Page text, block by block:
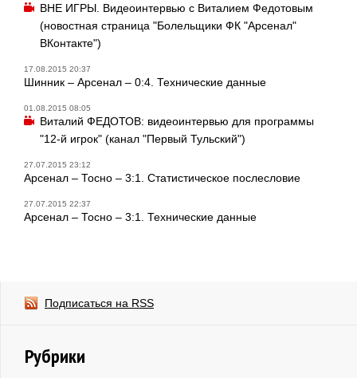
ВНЕ ИГРЫ. Видеоинтервью с Виталием Федотовым
(новостная страница "Болельщики ФК "Арсенал"
ВКонтакте")
17.08.2015 20:37
Шинник – Арсенал – 0:4. Технические данные
01.08.2015 08:05
Виталий ФЕДОТОВ: видеоинтервью для программы
"12-й игрок" (канал "Первый Тульский")
27.07.2015 23:12
Арсенал – Тосно – 3:1. Статистическое послесловие
27.07.2015 22:37
Арсенал – Тосно – 3:1. Технические данные
Подписаться на RSS
Рубрики